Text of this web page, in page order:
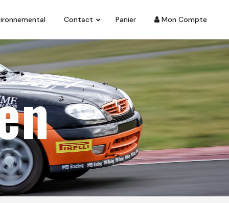
Contact Panier Mon Compte